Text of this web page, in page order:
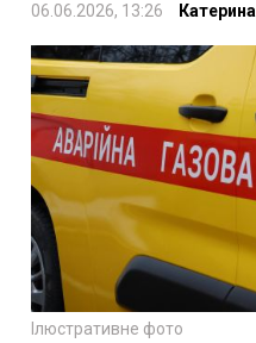
06.06.2026, 13:26 Катерина
Ілюстративне фото